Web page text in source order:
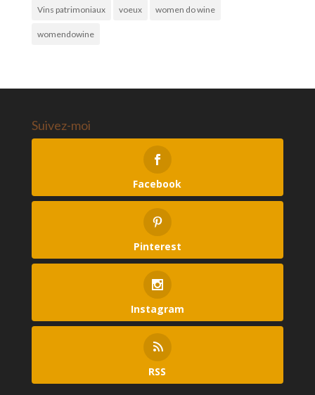
Vins patrimoniaux voeux women do wine
womendowine
Suivez-moi
Facebook
Pinterest
Instagram
RSS